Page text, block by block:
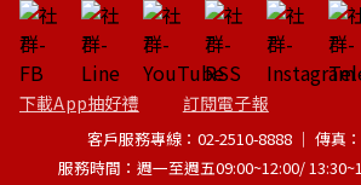
下載App抽好禮 訂閱電子報
客戶服務專線：02-2510-8888 │ 傳真
服務時間：週一至週五09:00~12:00/